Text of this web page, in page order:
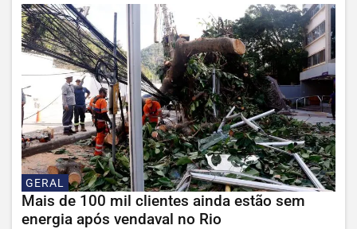
GERAL
Mais de 100 mil clientes ainda estão sem
energia após vendaval no Rio